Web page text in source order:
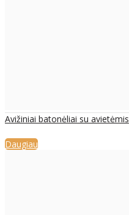
Avižiniai batonėliai su avietėmis
Daugiau